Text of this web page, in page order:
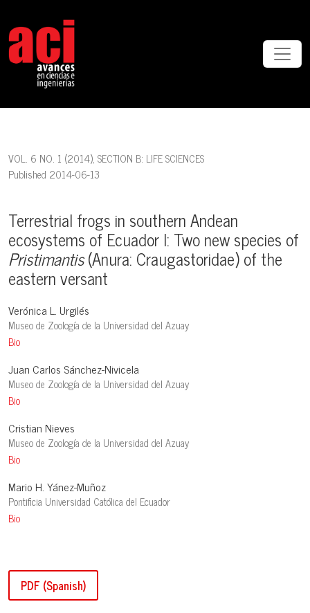
VOL. 6 NO. 1 (2014), SECTION B: LIFE SCIENCES
Terrestrial frogs in southern Andean
ecosystems of Ecuador I: Two new species of
Pristimantis(Anura: Craugastoridae) of the
eastern versant
Published 2014-06-13
Verónica L. Urgilés
Museo de Zoología de la Universidad del Azuay
Bio
Juan Carlos Sánchez-Nivicela
Museo de Zoología de la Universidad del Azuay
Bio
Cristian Nieves
Museo de Zoología de la Universidad del Azuay
Bio
Mario H. Yánez-Muñoz
Pontificia Universidad Católica del Ecuador
Bio
PDF (Spanish)